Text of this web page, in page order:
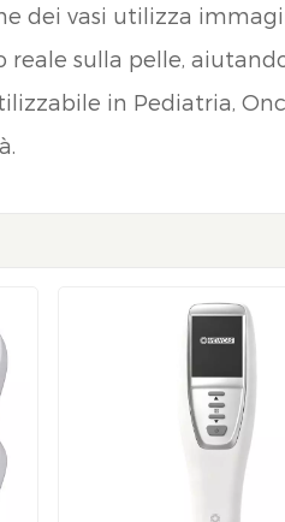
dei vasi utilizza
reale sulla pelle,
in Pediatria,